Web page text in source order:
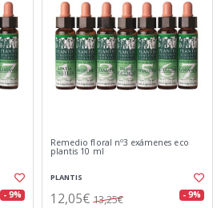
- 9%
Remedio floral nº3 exámenes eco
plantis 10 ml
PLANTIS
12,05€ 13,25€ - 9%